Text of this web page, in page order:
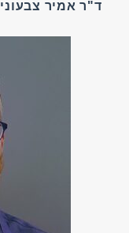
ד"ר אמיר צבעוני